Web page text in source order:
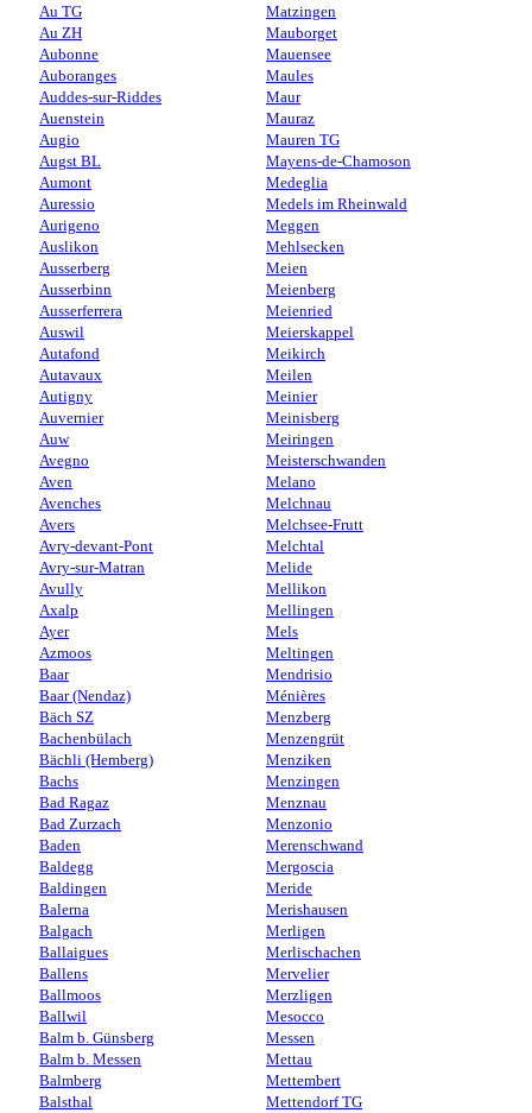
Au TG
Au ZH
Aubonne
Auboranges
Auddes-sur-Riddes
Auenstein
Augio
Augst BL
Aumont
Auressio
Aurigeno
Auslikon
Ausserberg
Ausserbinn
Ausserferrera
Auswil
Autafond
Autavaux
Autigny
Auvernier
Auw
Avegno
Aven
Avenches
Avers
Avry-devant-Pont
Avry-sur-Matran
Avully
Axalp
Ayer
Azmoos
Baar
Baar (Nendaz)
Bäch SZ
Bachenbülach
Bächli (Hemberg)
Bachs
Bad Ragaz
Bad Zurzach
Baden
Baldegg
Baldingen
Balerna
Balgach
Ballaigues
Ballens
Ballmoos
Ballwil
Balm b. Günsberg
Balm b. Messen
Balmberg
Balsthal
Matzingen
Mauborget
Mauensee
Maules
Maur
Mauraz
Mauren TG
Mayens-de-Chamoson
Medeglia
Medels im Rheinwald
Meggen
Mehlsecken
Meien
Meienberg
Meienried
Meierskappel
Meikirch
Meilen
Meinier
Meinisberg
Meiringen
Meisterschwanden
Melano
Melchnau
Melchsee-Frutt
Melchtal
Melide
Mellikon
Mellingen
Mels
Meltingen
Mendrisio
Ménières
Menzberg
Menzengrüt
Menziken
Menzingen
Menznau
Menzonio
Merenschwand
Mergoscia
Meride
Merishausen
Merligen
Merlischachen
Mervelier
Merzligen
Mesocco
Messen
Mettau
Mettembert
Mettendorf TG